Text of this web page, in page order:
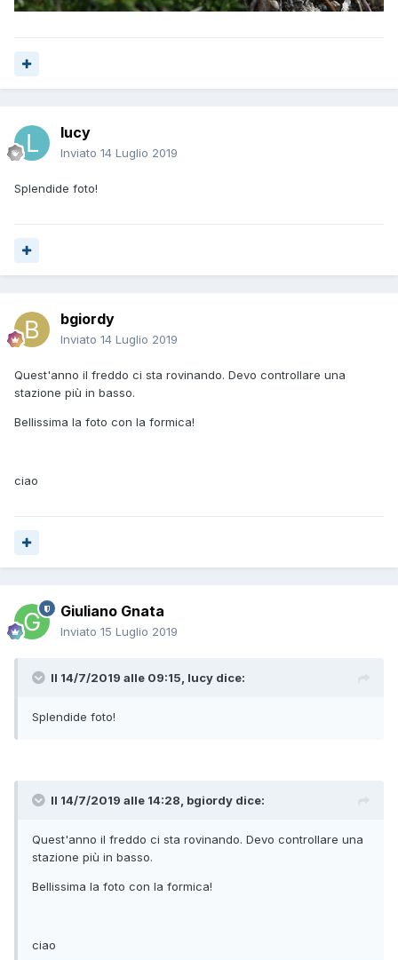
lucy
Inviato 14 Luglio 2019
Splendide foto!
bgiordy
Inviato 14 Luglio 2019
Quest'anno il freddo ci sta rovinando. Devo controllare una
stazione più in basso.
Bellissima la foto con la formica!
ciao
Giuliano Gnata
Inviato 15 Luglio 2019
Il 14/7/2019 alle 09:15, lucy dice:
Splendide foto!
Il 14/7/2019 alle 14:28, bgiordy dice:
Quest'anno il freddo ci sta rovinando. Devo controllare una
stazione più in basso.
Bellissima la foto con la formica!
ciao